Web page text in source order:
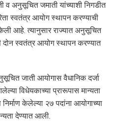
अनुसूचित जमाती यांच्याशी निगडीत
स्वतंत्र आयोग स्थापन करण्याची
आहे. त्यानुसार राज्यात अनुसूचित
दोन स्वतंत्र आयोग स्थापन करण्यात
जाती आयोगास वैधानिक दर्जा
विधेयकाच्या प्रारूपास मान्यता
केलेल्या २७ पदांना आयोगाच्या
देण्यात आली.